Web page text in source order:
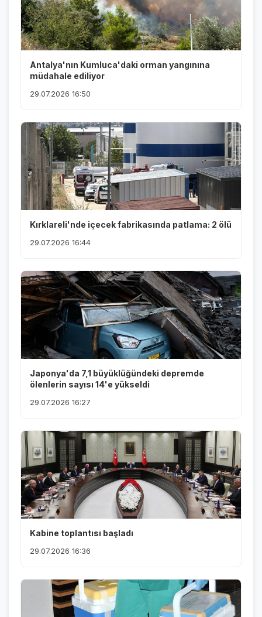
Antalya'nın Kumluca'daki orman yangınına
müdahale ediliyor
29.07.2026 16:50
Kırklareli'nde içecek fabrikasında patlama: 2 ölü
29.07.2026 16:44
Japonya'da 7,1 büyüklüğündeki depremde
ölenlerin sayısı 14'e yükseldi
29.07.2026 16:27
Kabine toplantısı başladı
29.07.2026 16:36